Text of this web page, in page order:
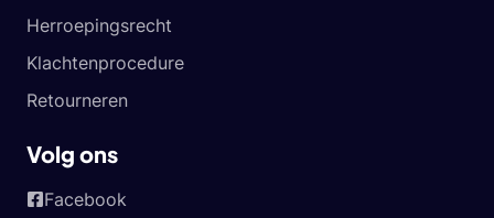
Herroepingsrecht
Klachtenprocedure
Retourneren
Volg ons
Facebook